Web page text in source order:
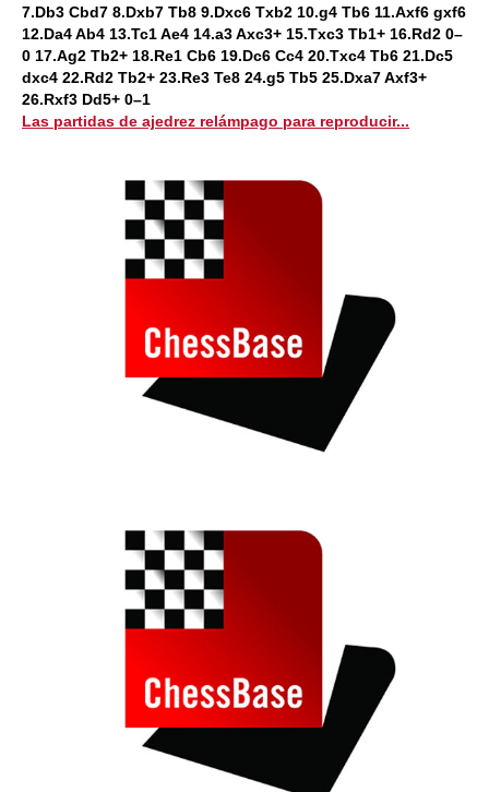
7.Db3 Cbd7 8.Dxb7 Tb8 9.Dxc6 Txb2 10.g4 Tb6 11.Axf6 gxf6
12.Da4 Ab4 13.Tc1 Ae4 14.a3 Axc3+ 15.Txc3 Tb1+ 16.Rd2 0–
0 17.Ag2 Tb2+ 18.Re1 Cb6 19.Dc6 Cc4 20.Txc4 Tb6 21.Dc5
dxc4 22.Rd2 Tb2+ 23.Re3 Te8 24.g5 Tb5 25.Dxa7 Axf3+
26.Rxf3 Dd5+ 0–1
Las partidas de ajedrez relámpago para reproducir...